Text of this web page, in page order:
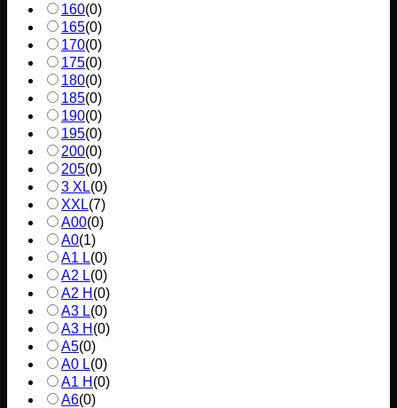
160(0)
165(0)
170(0)
175(0)
180(0)
185(0)
190(0)
195(0)
200(0)
205(0)
3 XL(0)
XXL(7)
A00(0)
A0(1)
A1 L(0)
A2 L(0)
A2 H (0)
A3 L(0)
A3 H (0)
A5(0)
A0 L(0)
A1 H (0)
A6(0)